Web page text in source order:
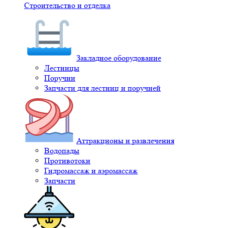
Строительство и отделка
Закладное оборудование
Лестницы
Поручни
Запчасти для лестниц и поручней
Аттракционы и развлечения
Водопады
Противотоки
Гидромассаж и аэромассаж
Запчасти